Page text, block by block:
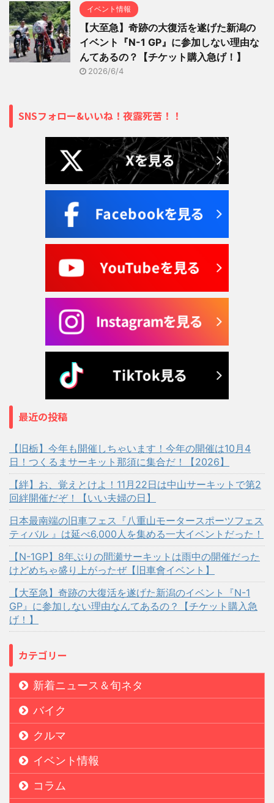
イベント情報
【大至急】奇跡の大復活を遂げた新潟の
イベント『N-1 GP』に参加しない理由な
んてあるの？【チケット購入急げ！】
2026/6/4
SNSフォロー&いいね！夜露死苦！！
最近の投稿
【旧栃】今年も開催しちゃいます！今年の開催は10月4
日！つくるまサーキット那須に集合だ！【2026】
【絆】お、覚えとけよ！11月22日は中山サーキットで第2
回絆開催だぞ！【いい夫婦の日】
日本最南端の旧車フェス『八重山モータースポーツフェス
ティバル 』は延べ6,000人を集める一大イベントだった！
【N-1GP】8年ぶりの間瀬サーキットは雨中の開催だった
けどめちゃ盛り上がったぜ【旧車會イベント】
【大至急】奇跡の大復活を遂げた新潟のイベント『N-1
GP』に参加しない理由なんてあるの？【チケット購入急
げ！】
カテゴリー
新着ニュース＆旬ネタ
バイク
クルマ
イベント情報
コラム